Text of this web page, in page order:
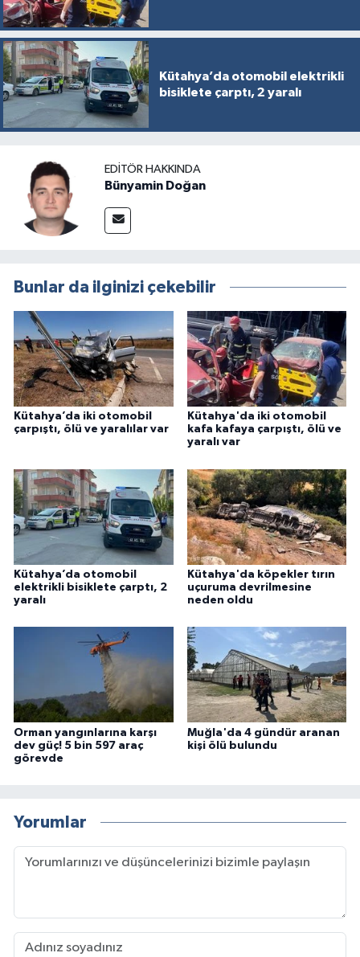
Kütahya’da otomobil elektrikli
bisiklete çarptı, 2 yaralı
EDITÖR HAKKINDA
Bünyamin Doğan
Bunlar da ilginizi çekebilir
Kütahya’da iki otomobil
çarpıştı, ölü ve yaralılar var
Kütahya'da iki otomobil
kafa kafaya çarpıştı, ölü ve
yaralı var
Kütahya’da otomobil
elektrikli bisiklete çarptı, 2
yaralı
Kütahya'da köpekler tırın
uçuruma devrilmesine
neden oldu
Orman yangınlarına karşı
dev güç! 5 bin 597 araç
görevde
Muğla'da 4 gündür aranan
kişi ölü bulundu
Yorumlar